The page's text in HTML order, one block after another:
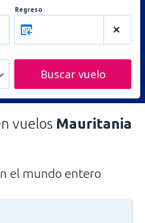
Regreso
Buscar vuelo
vuelos Mauritania
el mundo entero